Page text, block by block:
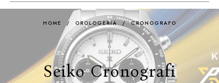
HOME / OROLOGERIA / CRONOGRAFO
Seiko Cronografi